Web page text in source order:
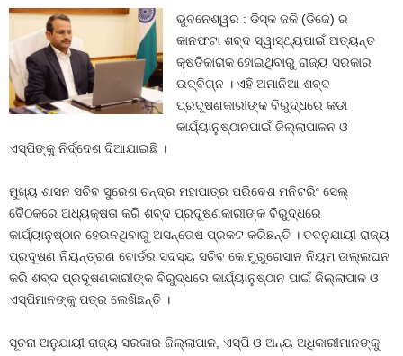
ଭୁବନେଶ୍ୱର : ଡିସ୍କ ଜକି (ଡିଜେ) ର
କାନଫଟା ଶବ୍ଦ ସ୍ୱାସ୍ଥ୍ୟପାଇଁ ଅତ୍ୟନ୍ତ
କ୍ଷତିକାରାକ ହୋଇଥିବାରୁ ରାଜ୍ୟ ସରକାର
ଉଦ୍‍ବିଗ୍ନ । ଏହି ଅମାନିଆ ଶବ୍ଦ
ପ୍ରଦୂଷଣକାରୀଙ୍କ ବିରୁଦ୍ଧରେ କଡା
କାର୍ଯ୍ୟାନୁଷ୍ଠାନପାଇଁ ଜିଲ୍ଲାପାଳନ ଓ
ଏସ୍‍ପିଙ୍କୁ ନିର୍ଦ୍ଦେଶ ଦିଆଯାଇଛି ।
ମୁଖ୍ୟ ଶାସନ ସଚିବ ସୁରେଶ ଚନ୍ଦ୍ର ମହାପାତ୍ର ପରିବେଶ ମନିଟରିଂ ସେଲ୍‍
ବୈଠକରେ ଅଧ୍ୟକ୍ଷତା କରି ଶବ୍ଦ ପ୍ରଦୂଷଣକାରୀଙ୍କ ବିରୁଦ୍ଧରେ
କାର୍ଯ୍ୟାନୁଷ୍ଠାନ ହେଉନଥିବାରୁ ଅସନ୍ତୋଷ ପ୍ରକଟ କରିଛନ୍ତି । ତଦନୁଯାୟୀ ରାଜ୍ୟ
ପ୍ରଦୂଷଣ ନିୟନ୍ତ୍ରଣ ବୋର୍ଡର ସଦସ୍ୟ ସଚିବ କେ.ମୁରୁଗେସାନ ନିୟମ ଉଲ୍ଲଘନ
କରି ଶବ୍ଦ ପ୍ରଦୂଷଣକାରୀଙ୍କ ବିରୁଦ୍ଧରେ କାର୍ଯ୍ୟାନୁଷ୍ଠାନ ପାଇଁ ଜିଲ୍ଲାପାଳ ଓ
ଏସ୍‍ପିମାନଙ୍କୁ ପତ୍ର ଲେଖିଛନ୍ତି ।
ସୂଚନା ଅନୁଯାୟୀ ରାଜ୍ୟ ସରକାର ଜିଲ୍ଲାପାଳ, ଏସ୍‍ପି ଓ ଅନ୍ୟ ଅଧିକାରୀମାନଙ୍କୁ